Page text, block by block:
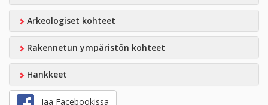
Arkeologiset kohteet
Rakennetun ympäristön kohteet
Hankkeet
Jaa Facebookissa